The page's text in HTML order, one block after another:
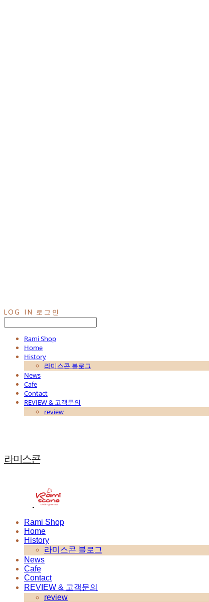
LOG IN 로그인
Rami Shop
Home
History
라미스콘 블로그
News
Cafe
Contact
REVIEW & 고객문의
review
라미스콘
Rami Shop
Home
History
라미스콘 블로그
News
Cafe
Contact
REVIEW & 고객문의
review